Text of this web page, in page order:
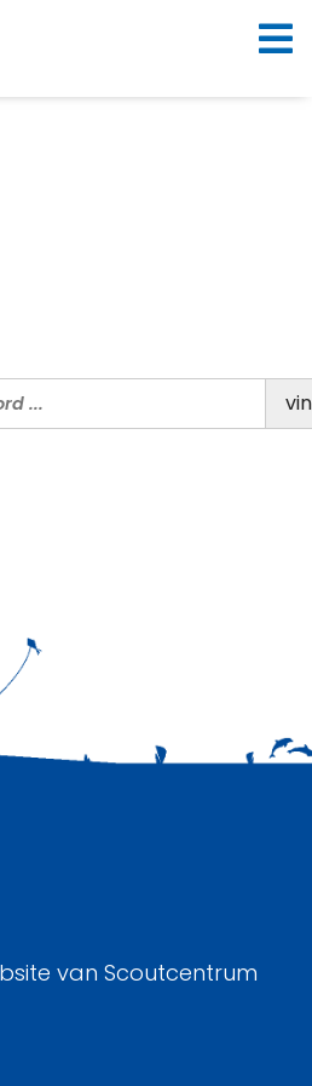
van Scoutcentrum